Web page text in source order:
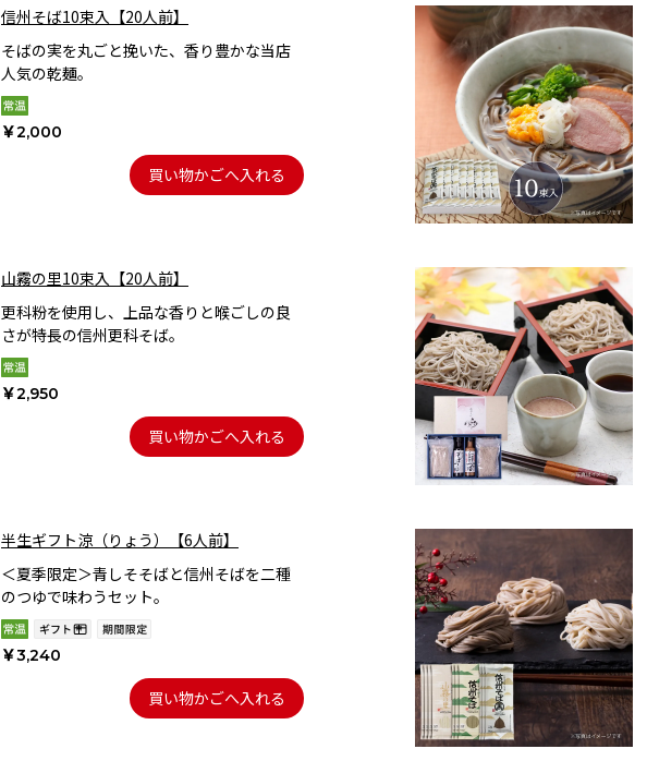
信州そば10束入【20人前】
そばの実を丸ごと挽いた、香り豊かな当店
人気の乾麺。
￥2,000
買い物かごへ入れる
山霧の里10束入【20人前】
更科粉を使用し、上品な香りと喉ごしの良
さが特長の信州更科そば。
￥2,950
買い物かごへ入れる
半生ギフト涼（りょう）【6人前】
＜夏季限定＞青しそそばと信州そばを二種
のつゆで味わうセット。
￥3,240
買い物かごへ入れる